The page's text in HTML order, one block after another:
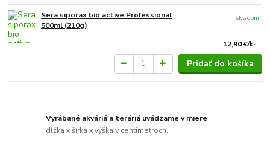
Sera siporax bio active Professional
500ml (210g)
12,90 €/ks
skladom
Pridať do košíka
Vyrábané akváriá a teráriá uvádzame v miere
dĺžka x šírka x výška v centimetroch.